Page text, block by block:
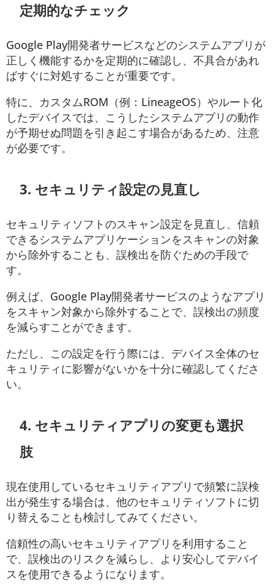
定期的なチェック
Google Play開発者サービスなどのシステムアプリが
正しく機能するかを定期的に確認し、不具合があれ
ばすぐに対処することが重要です。
特に、カスタムROM（例：LineageOS）やルート化
したデバイスでは、こうしたシステムアプリの動作
が予期せぬ問題を引き起こす場合があるため、注意
が必要です。
3. セキュリティ設定の見直し
セキュリティソフトのスキャン設定を見直し、信頼
できるシステムアプリケーションをスキャンの対象
から除外することも、誤検出を防ぐための手段で
す。
例えば、Google Play開発者サービスのようなアプリ
をスキャン対象から除外することで、誤検出の頻度
を減らすことができます。
ただし、この設定を行う際には、デバイス全体のセ
キュリティに影響がないかを十分に確認してくださ
い。
4. セキュリティアプリの変更も選択
肢
現在使用しているセキュリティアプリで頻繁に誤検
出が発生する場合は、他のセキュリティソフトに切
り替えることも検討してみてください。
信頼性の高いセキュリティアプリを利用すること
で、誤検出のリスクを減らし、より安心してデバイ
スを使用できるようになります。